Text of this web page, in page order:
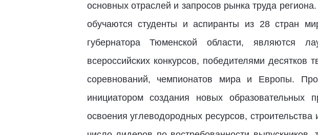
основных отраслей и запросов рынка труда
обучаются студенты и аспиранты из 28 стран
губернатора Тюменской области, являются
всероссийских конкурсов, победителями
соревнований, чемпионатов мира и Европы.
инициатором создания новых образовательных
освоения углеводородных ресурсов,